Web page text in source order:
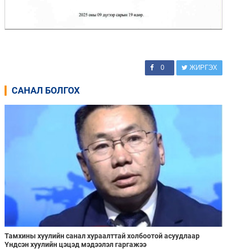
0 ЖИРГЭХ
САНАЛ БОЛГОХ
Тамхины хуулийн санал хураалттай холбоотой асуудлаар
Үндсэн хуулийн цэцэд мэдээлэл гаргажээ